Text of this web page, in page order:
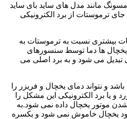
مانند مدل های ساید بای ساید
جای ترموستات از برد الکترونیکی
بیشتری نسبت به ترموستات به
یخچال ها دما توسط سنسورهای
می شود و به برد اصلی می
و نتواند دمای یخچال و فریزر را
یا برد الکترونیکی این مشکل را
موتور یخچال داده نمی شود.به
یخچال خاموش نمی شود و یکسره